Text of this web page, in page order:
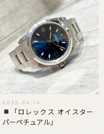
2025.04.14
「ロレックス オイスター
パーペチュアル」